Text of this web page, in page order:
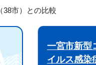
38市）との比較
一宮市新型
イルス感染